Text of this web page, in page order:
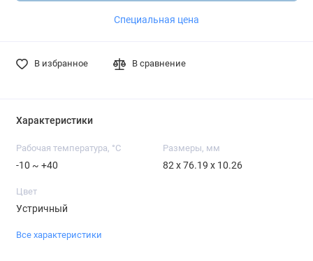
Специальная цена
В избранное В сравнение
Характеристики
Рабочая температура, °C
-10 ~ +40
Размеры, мм
82 x 76.19 x 10.26
Цвет
Устричный
Все характеристики